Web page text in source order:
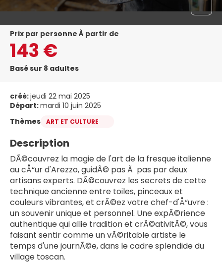
prix par personne À partir de
143 €
Basé sur 8 adultes
créé:jeudi 22 mai 2025
Départ:mardi 10 juin 2025
Thèmes
ART ET CULTURE
Description
DÃ©couvrez la magie de l'art de la fresque italienne
au cÅ“ur d'Arezzo, guidÃ© pas Ã  pas par deux
artisans experts. DÃ©couvrez les secrets de cette
technique ancienne entre toiles, pinceaux et
couleurs vibrantes, et crÃ©ez votre chef-d'Å“uvre :
un souvenir unique et personnel. Une expÃ©rience
authentique qui allie tradition et crÃ©ativitÃ©, vous
faisant sentir comme un vÃ©ritable artiste le
temps d'une journÃ©e, dans le cadre splendide du
village toscan.